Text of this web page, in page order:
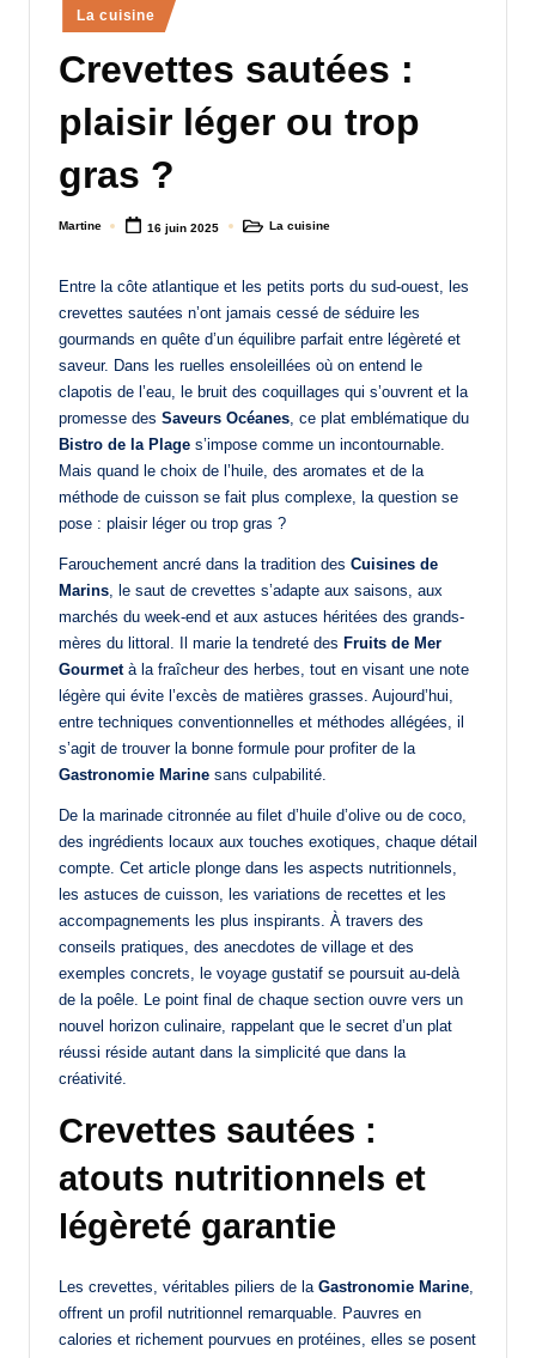
Posted
in
La cuisine
Crevettes sautées :
plaisir léger ou trop
gras ?
Posted
Martine 16 juin 2025
PostedLa cuisine
Entre la côte atlantique et les petits ports du sud-ouest, les
crevettes sautées n’ont jamais cessé de séduire les
gourmands en quête d’un équilibre parfait entre légèreté et
saveur. Dans les ruelles ensoleillées où on entend le
clapotis de l’eau, le bruit des coquillages qui s’ouvrent et la
promesse des Saveurs Océanes, ce plat emblématique du
Bistro de la Plage s’impose comme un incontournable.
Mais quand le choix de l’huile, des aromates et de la
méthode de cuisson se fait plus complexe, la question se
pose : plaisir léger ou trop gras ?
Farouchement ancré dans la tradition des Cuisines de
Marins, le saut de crevettes s’adapte aux saisons, aux
marchés du week-end et aux astuces héritées des grands-
mères du littoral. Il marie la tendreté des Fruits de Mer
Gourmetà la fraîcheur des herbes, tout en visant une note
légère qui évite l’excès de matières grasses. Aujourd’hui,
entre techniques conventionnelles et méthodes allégées, il
s’agit de trouver la bonne formule pour profiter de la
Gastronomie Marine sans culpabilité.
De la marinade citronnée au filet d’huile d’olive ou de coco,
des ingrédients locaux aux touches exotiques, chaque détail
compte. Cet article plonge dans les aspects nutritionnels,
les astuces de cuisson, les variations de recettes et les
accompagnements les plus inspirants. À travers des
conseils pratiques, des anecdotes de village et des
exemples concrets, le voyage gustatif se poursuit au-delà
de la poêle. Le point final de chaque section ouvre vers un
nouvel horizon culinaire, rappelant que le secret d’un plat
réussi réside autant dans la simplicité que dans la
créativité.
Crevettes sautées :
atouts nutritionnels et
légèreté garantie
Les crevettes, véritables piliers de la Gastronomie Marine,
offrent un profil nutritionnel remarquable. Pauvres en
calories et richement pourvues en protéines, elles se posent